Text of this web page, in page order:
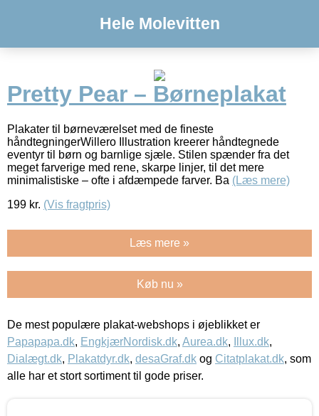
Hele Molevitten
Pretty Pear – Børneplakat
Plakater til børneværelset med de fineste
håndtegningerWillero Illustration kreerer håndtegnede
eventyr til børn og barnlige sjæle. Stilen spænder fra det
meget farverige med rene, skarpe linjer, til det mere
minimalistiske – ofte i afdæmpede farver. Ba (Læs mere)
199 kr. (Vis fragtpris)
Læs mere »
Køb nu »
De mest populære plakat-webshops i øjeblikket er
Papapapa.dk, EngkjærNordisk.dk, Aurea.dk, Illux.dk,
Dialægt.dk, Plakatdyr.dk, desaGraf.dk og Citatplakat.dk, som
alle har et stort sortiment til gode priser.